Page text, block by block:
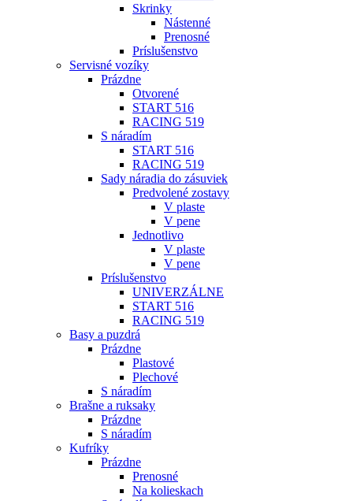
Skrinky
Nástenné
Prenosné
Príslušenstvo
Servisné vozíky
Prázdne
Otvorené
START 516
RACING 519
S náradím
START 516
RACING 519
Sady náradia do zásuviek
Predvolené zostavy
V plaste
V pene
Jednotlivo
V plaste
V pene
Príslušenstvo
UNIVERZÁLNE
START 516
RACING 519
Basy a puzdrá
Prázdne
Plastové
Plechové
S náradím
Brašne a ruksaky
Prázdne
S náradím
Kufríky
Prázdne
Prenosné
Na kolieskach